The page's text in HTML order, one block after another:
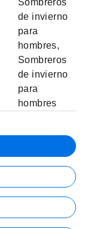
Sombreros
de invierno
para
hombres,
Sombreros
de invierno
para
hombres